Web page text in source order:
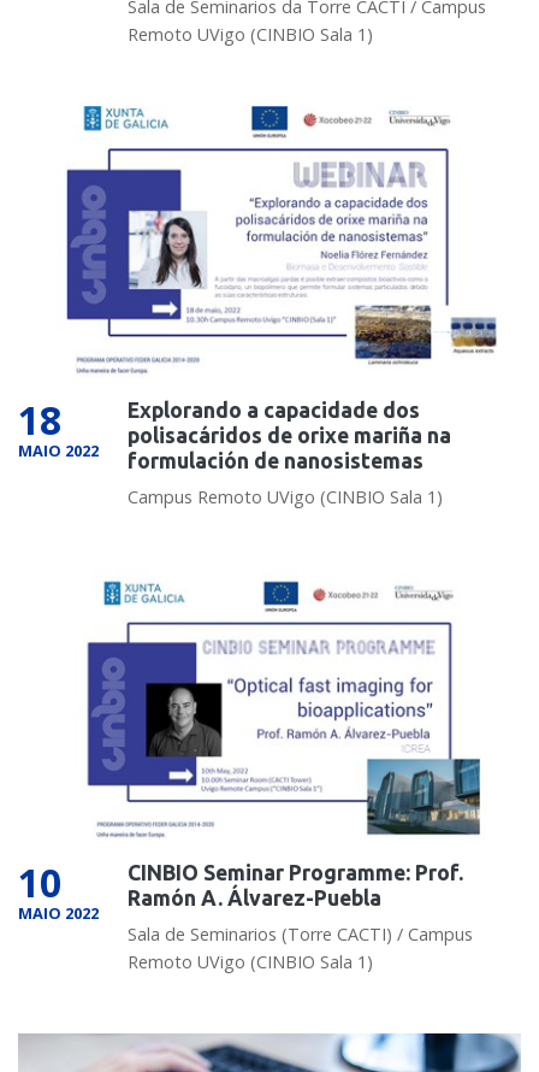
Sala de Seminarios da Torre CACTI / Campus
Remoto UVigo (CINBIO Sala 1)
18
MAIO 2022
Explorando a capacidade dos
polisacáridos de orixe mariña na
formulación de nanosistemas
Campus Remoto UVigo (CINBIO Sala 1)
10
MAIO 2022
CINBIO Seminar Programme: Prof.
Ramón A. Álvarez-Puebla
Sala de Seminarios (Torre CACTI) / Campus
Remoto UVigo (CINBIO Sala 1)